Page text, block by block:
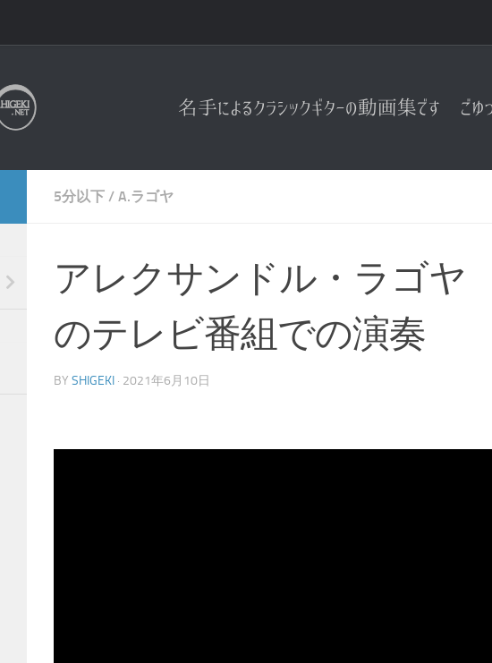
5分以下 / A.ラゴヤ
アレクサンドル・ラゴ
のテレビ番組での演奏
BY SHIGEKI · 2021年6月10日